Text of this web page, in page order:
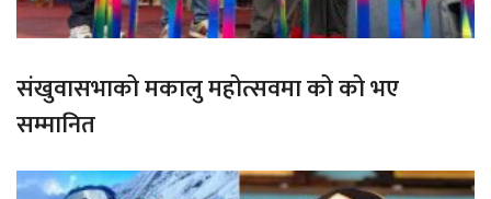
संखुवासभाको मकालु महोत्सवमा को को भए
सम्मानित